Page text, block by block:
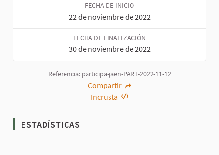
FECHA DE INICIO
22 de noviembre de 2022
FECHA DE FINALIZACIÓN
30 de noviembre de 2022
Referencia: participa-jaen-PART-2022-11-12
Compartir
Incrusta
ESTADÍSTICAS